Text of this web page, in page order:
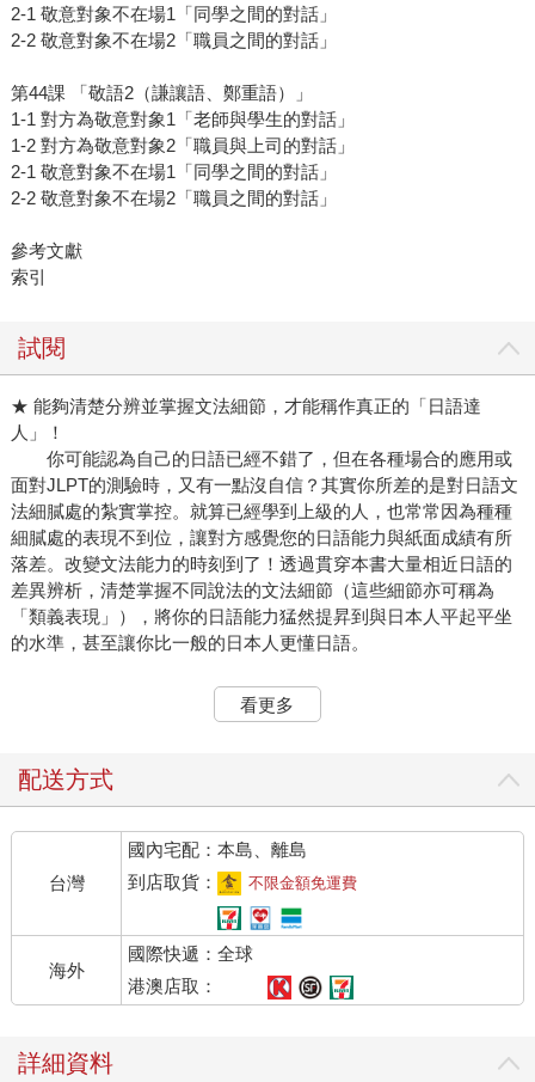
2-1 敬意對象不在場1「同學之間的對話」
2-2 敬意對象不在場2「職員之間的對話」
第44課 「敬語2（謙讓語、鄭重語）」
1-1 對方為敬意對象1「老師與學生的對話」
1-2 對方為敬意對象2「職員與上司的對話」
2-1 敬意對象不在場1「同學之間的對話」
2-2 敬意對象不在場2「職員之間的對話」
參考文獻
索引
試閱
★ 能夠清楚分辨並掌握文法細節，才能稱作真正的「日語達
人」！
你可能認為自己的日語已經不錯了，但在各種場合的應用或
面對JLPT的測驗時，又有一點沒自信？其實你所差的是對日語文
法細膩處的紮實掌控。就算已經學到上級的人，也常常因為種種
細膩處的表現不到位，讓對方感覺您的日語能力與紙面成績有所
落差。改變文法能力的時刻到了！透過貫穿本書大量相近日語的
差異辨析，清楚掌握不同說法的文法細節（這些細節亦可稱為
「類義表現」），將你的日語能力猛然提昇到與日本人平起平坐
的水準，甚至讓你比一般的日本人更懂日語。
眾所周知，日語是一種非常細膩的語言，同樣的意思，稍微
改變一點說法，對於聽到這句話的人來說，就有很不一樣的反應
多，只要曾用心學過一段時間，加上現在輔助的學習資源、網路
能溝通，真的就沒問題了嗎？』請靜下來想想：『我真的很了解
日本人說的每句話的真義了嗎？還是只停留在囫圇吞棗的階段，
一知半解呢？』例如以下四句：
1. 新入社員の林さんってどんな人ですか。
2. 新入社員の林さんという人はどんな人ですか。
3. 新入社員の林さんというのはどんな人ですか。
4. 新入社員の林さんはどんな人ですか。
這些話的差別在「って、という人（名詞）、というのは、どん
看更多
配送方式
台灣
國內宅配：本島、離島
到店取貨：
不限金額免運費
海外
國際快遞：全球
港澳店取：
詳細資料